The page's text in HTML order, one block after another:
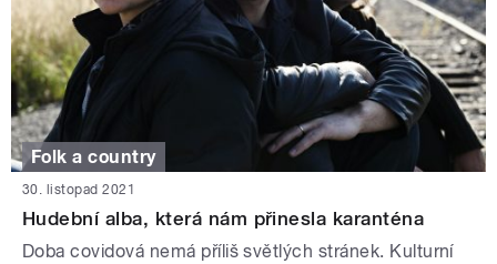
Folk a country
30. listopad 2021
Hudební alba, která nám přinesla karanténa
Doba covidová nemá příliš světlých stránek. Kulturní